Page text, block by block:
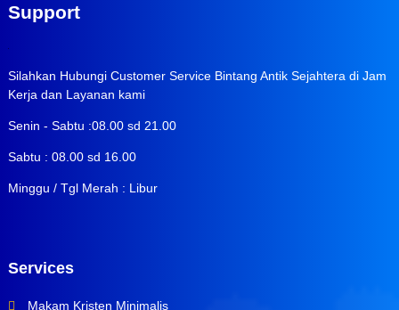
Support
Silahkan Hubungi Customer Service Bintang Antik Sejahtera di Jam
Kerja dan Layanan kami
Senin - Sabtu :08.00 sd 21.00
Sabtu : 08.00 sd 16.00
Minggu / Tgl Merah : Libur
Services
Makam Kristen Minimalis